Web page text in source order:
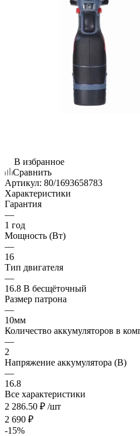
В избранное
Сравнить
Артикул: 80/1693658783
Характеристики
Гарантия
—
1 год
Мощность (Вт)
—
16
Тип двигателя
—
16.8 В бесщёточный
Размер патрона
—
10мм
Количество аккумуляторов в
—
2
Напряжение аккумулятора (В)
—
16.8
Все характеристики
2 286.50 ₽ /шт
2 690 ₽
-15%